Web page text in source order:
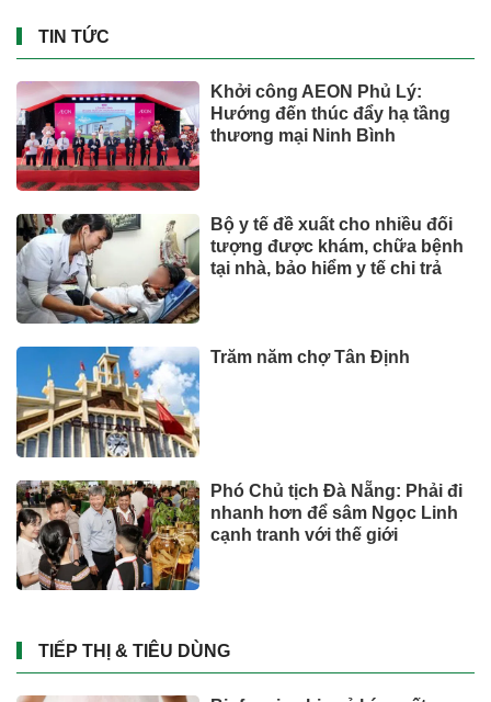
TIN TỨC
Khởi công AEON Phủ Lý:
Hướng đến thúc đẩy hạ tầng
thương mại Ninh Bình
Bộ y tế đề xuất cho nhiều đối
tượng được khám, chữa bệnh
tại nhà, bảo hiểm y tế chi trả
Trăm năm chợ Tân Định
Phó Chủ tịch Đà Nẵng: Phải đi
nhanh hơn để sâm Ngọc Linh
cạnh tranh với thế giới
TIẾP THỊ & TIÊU DÙNG